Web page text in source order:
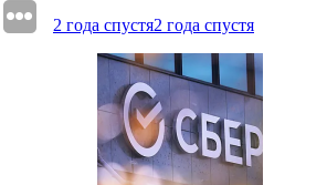
2 года спустя2 года спустя